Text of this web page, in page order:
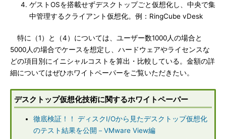
ゲストOSを搭載せずデスクトップごと仮想化し、中央で集
中管理するクライアント仮想化。例：RingCube vDesk
特に（1）と（4）については、ユーザー数1000人の場合と
5000人の場合でケースを想定し、ハードウェアやライセンスな
どの項目別にイニシャルコストを算出・比較している。金額の詳
細についてはぜひホワイトペーパーをご覧いただきたい。
デスクトップ仮想化技術に関するホワイトペーパー
徹底検証！！ ディスクI/Oから見たデスクトップ仮想化
のテスト結果を公開－VMware View編